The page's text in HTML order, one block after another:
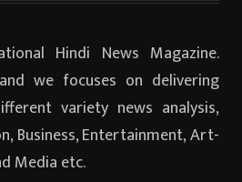
Hindi News Magazine.
we focuses on delivering
variety news analysis,
Business, Entertainment, Art-
Media etc.